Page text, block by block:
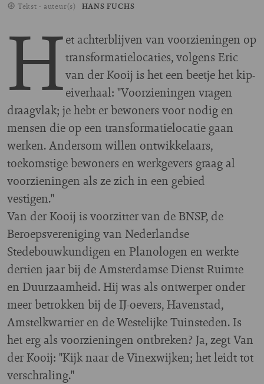
Tekst - auteur(s) HANS FUCHS
Het achterblijven van voorzieningen op
transformatielocaties, volgens Eric
van der Kooij is het een beetje het kip-
eiverhaal: "Voorzieningen vragen
draagvlak; je hebt er bewoners voor nodig en
mensen die op een transformatielocatie gaan
werken. Andersom willen ontwikkelaars,
toekomstige bewoners en werkgevers graag al
voorzieningen als ze zich in een gebied
vestigen."
Van der Kooij is voorzitter van de BNSP, de
Beroepsvereniging van Nederlandse
Stedebouwkundigen en Planologen en werkte
dertien jaar bij de Amsterdamse Dienst Ruimte
en Duurzaamheid. Hij was als ontwerper onder
meer betrokken bij de IJ-oevers, Havenstad,
Amstelkwartier en de Westelijke Tuinsteden. Is
het erg als voorzieningen ontbreken? Ja, zegt Van
der Kooij: "Kijk naar de Vinexwijken; het leidt tot
verschraling."